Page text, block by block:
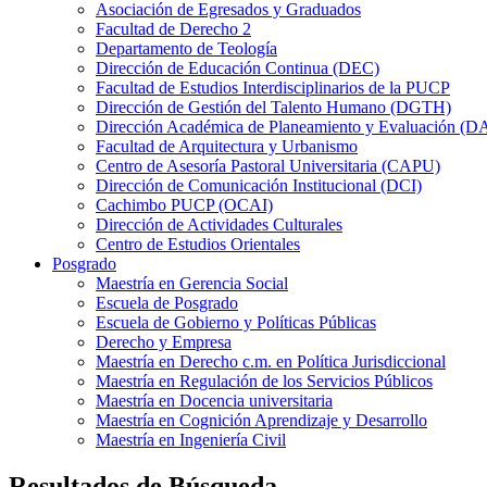
Asociación de Egresados y Graduados
Facultad de Derecho 2
Departamento de Teología
Dirección de Educación Continua (DEC)
Facultad de Estudios Interdisciplinarios de la PUCP
Dirección de Gestión del Talento Humano (DGTH)
Dirección Académica de Planeamiento y Evaluación
Facultad de Arquitectura y Urbanismo
Centro de Asesoría Pastoral Universitaria (CAPU)
Dirección de Comunicación Institucional (DCI)
Cachimbo PUCP (OCAI)
Dirección de Actividades Culturales
Centro de Estudios Orientales
Posgrado
Maestría en Gerencia Social
Escuela de Posgrado
Escuela de Gobierno y Políticas Públicas
Derecho y Empresa
Maestría en Derecho c.m. en Política Jurisdiccional
Maestría en Regulación de los Servicios Públicos
Maestría en Docencia universitaria
Maestría en Cognición Aprendizaje y Desarrollo
Maestría en Ingeniería Civil